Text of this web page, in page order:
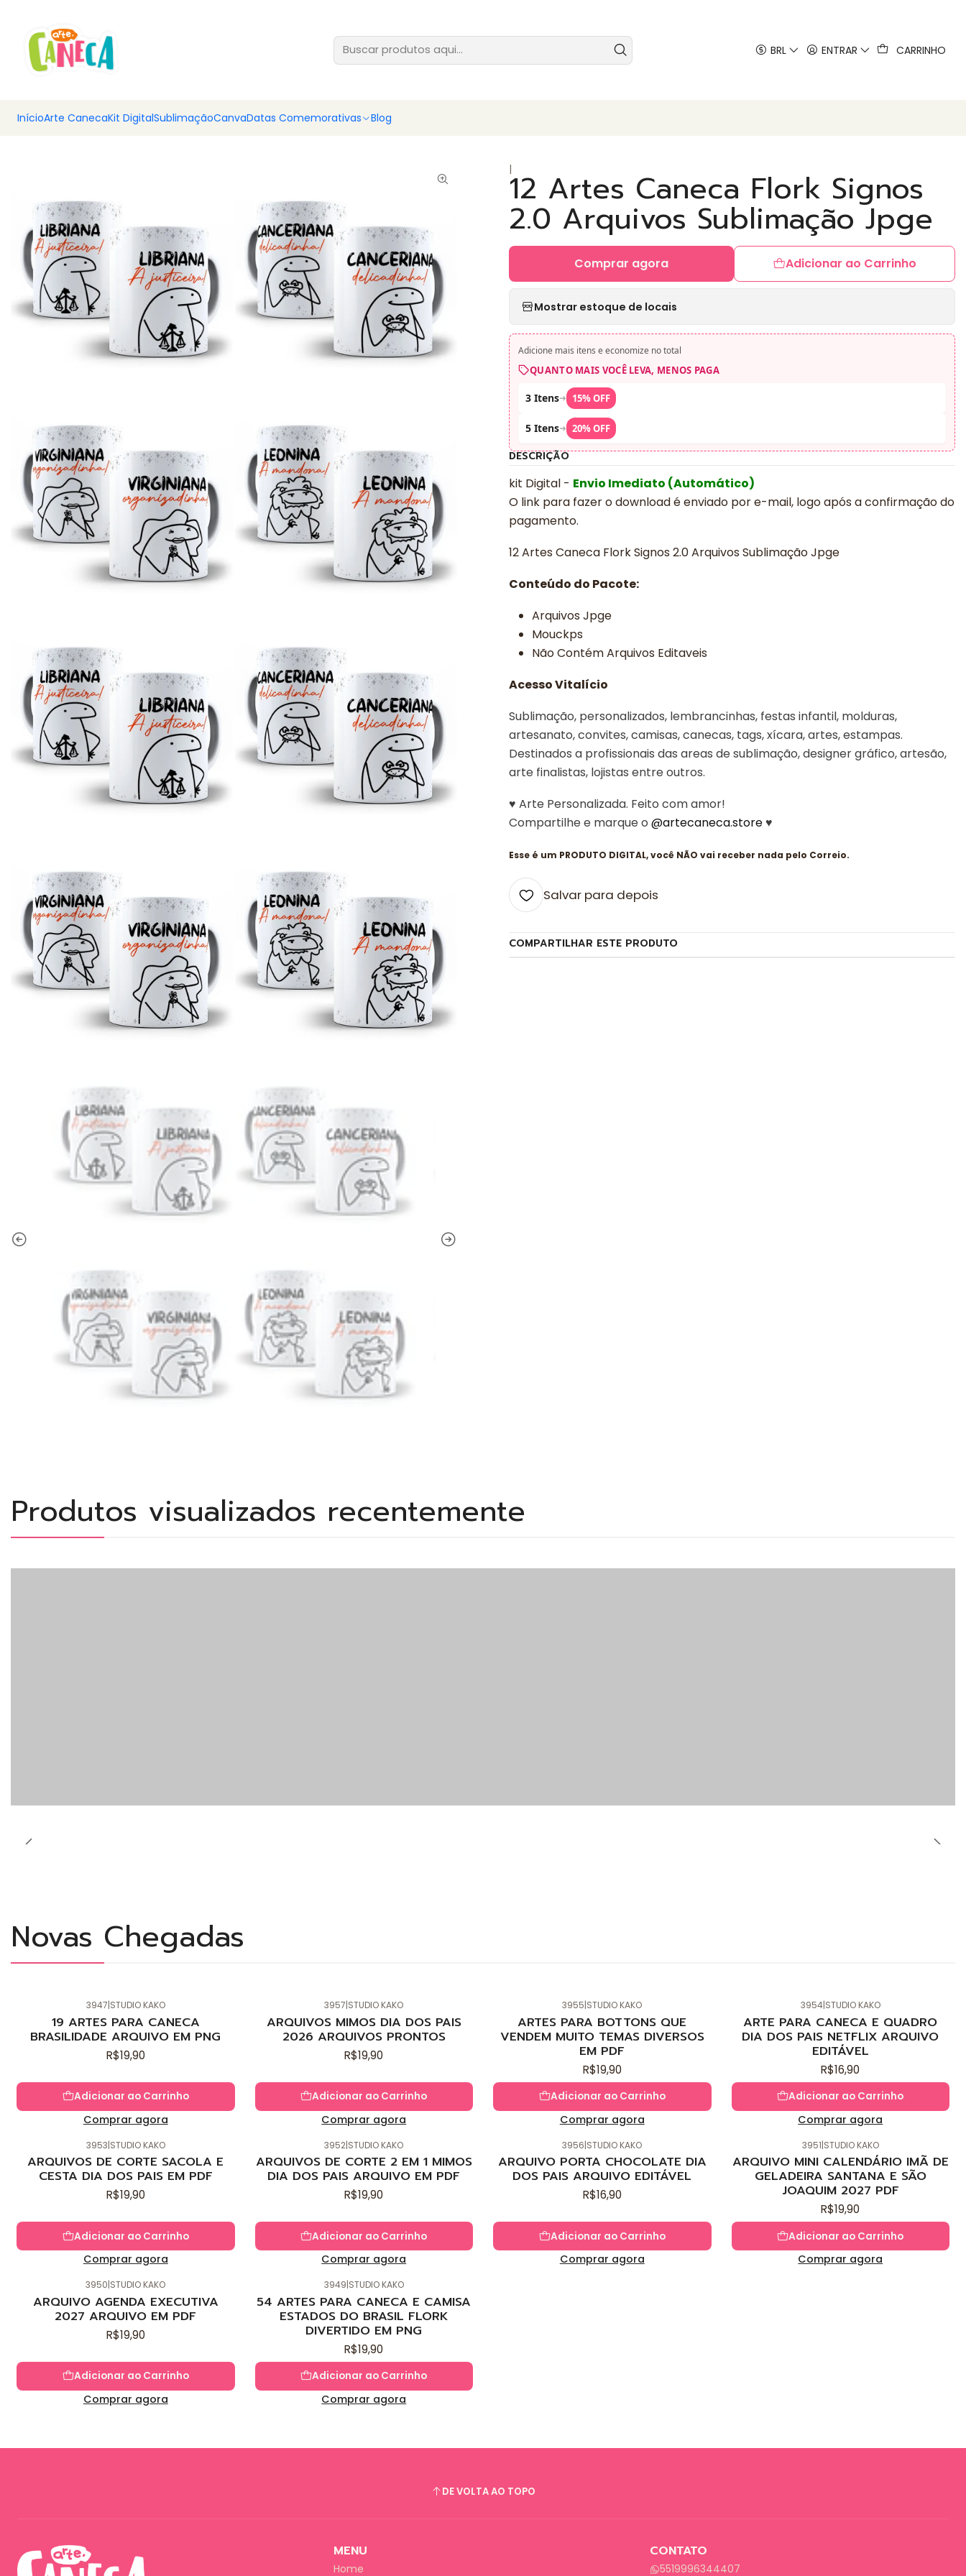
BRL ENTRAR CARRINHO
InícioArte CanecaKit DigitalSublimaçãoCanvaDatas Comemorativas Blog
|12 Artes Caneca Flork Signos
2.0 Arquivos Sublimação Jpge
Adicionar ao Carrinho
Comprar agora
Mostrar estoque de locais
Adicione mais itens e economize no total
QUANTO MAIS VOCÊ LEVA, MENOS PAGA
3 Itens➜ 15% OFF
5 Itens➜ 20% OFF
DESCRIÇÃO
kit Digital - Envio Imediato (Automático)
O link para fazer o download é enviado por e-mail, logo após a confirmação do
pagamento.
12 Artes Caneca Flork Signos 2.0 Arquivos Sublimação Jpge
Conteúdo do Pacote:
Arquivos Jpge
Mouckps
Não Contém Arquivos Editaveis
Acesso Vitalício
Sublimação, personalizados, lembrancinhas, festas infantil, molduras,
artesanato, convites, camisas, canecas, tags, xícara, artes, estampas.
Destinados a profissionais das areas de sublimação, designer gráfico, artesão,
arte finalistas, lojistas entre outros.
♥ Arte Personalizada. Feito com amor!
Compartilhe e marque o @artecaneca.store♥
Esse é um PRODUTO DIGITAL, você NÃO vai receber nada pelo Correio.
Salvar para depois
COMPARTILHAR ESTE PRODUTO
Produtos visualizados recentemente
Novas Chegadas
3947|STUDIO KAKO
19 ARTES PARA CANECA
BRASILIDADE ARQUIVO EM PNG
R$19,90
Adicionar ao Carrinho
Comprar agora
3957|STUDIO KAKO
ARQUIVOS MIMOS DIA DOS PAIS
2026 ARQUIVOS PRONTOS
R$19,90
Adicionar ao Carrinho
Comprar agora
3955|STUDIO KAKO
ARTES PARA BOTTONS QUE
VENDEM MUITO TEMAS DIVERSOS
EM PDF
R$19,90
Adicionar ao Carrinho
Comprar agora
3954|STUDIO KAKO
ARTE PARA CANECA E QUADRO
DIA DOS PAIS NETFLIX ARQUIVO
EDITÁVEL
R$16,90
Adicionar ao Carrinho
Comprar agora
3953|STUDIO KAKO
ARQUIVOS DE CORTE SACOLA E
CESTA DIA DOS PAIS EM PDF
R$19,90
Adicionar ao Carrinho
Comprar agora
3952|STUDIO KAKO
ARQUIVOS DE CORTE 2 EM 1 MIMOS
DIA DOS PAIS ARQUIVO EM PDF
R$19,90
Adicionar ao Carrinho
Comprar agora
3956|STUDIO KAKO
ARQUIVO PORTA CHOCOLATE DIA
DOS PAIS ARQUIVO EDITÁVEL
R$16,90
Adicionar ao Carrinho
Comprar agora
3951|STUDIO KAKO
ARQUIVO MINI CALENDÁRIO IMÃ DE
GELADEIRA SANTANA E SÃO
JOAQUIM 2027 PDF
R$19,90
Adicionar ao Carrinho
Comprar agora
3950|STUDIO KAKO
ARQUIVO AGENDA EXECUTIVA
2027 ARQUIVO EM PDF
R$19,90
Adicionar ao Carrinho
Comprar agora
3949|STUDIO KAKO
54 ARTES PARA CANECA E CAMISA
ESTADOS DO BRASIL FLORK
DIVERTIDO EM PNG
R$19,90
Adicionar ao Carrinho
Comprar agora
DE VOLTA AO TOPO
MENU
Home
CONTATO
5519996344407